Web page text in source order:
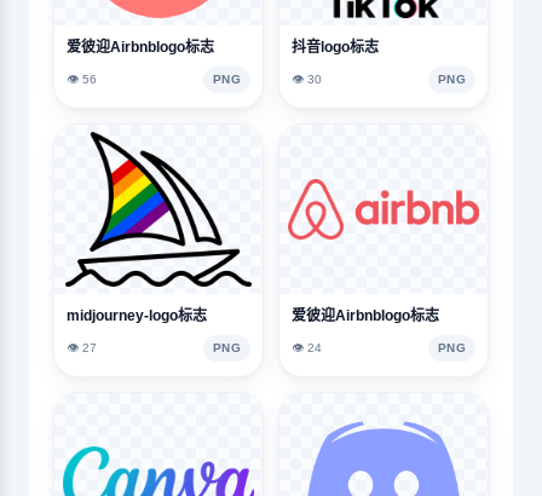
爱彼迎Airbnblogo标志
👁️ 56 PNG
抖音logo标志
👁️ 30 PNG
midjourney-logo标志
👁️ 27 PNG
爱彼迎Airbnblogo标志
👁️ 24 PNG